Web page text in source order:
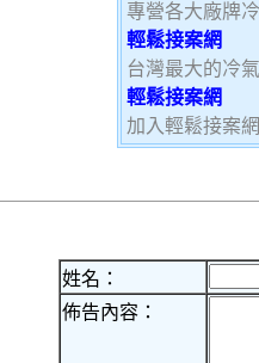
專營各大廠牌
輕鬆接案網
台灣最大的冷
輕鬆接案網
加入輕鬆接案
姓名：
佈告內容：